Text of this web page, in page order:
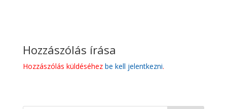
Hozzászólás írása
Hozzászólás küldéséhez be kell jelentkezni.